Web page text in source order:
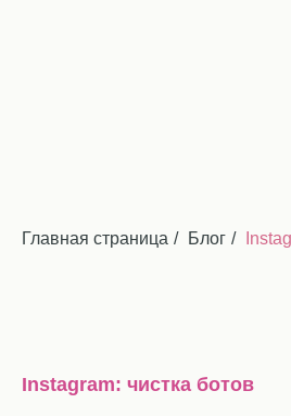
Главная страница / Блог /
Instagram: чистка ботов